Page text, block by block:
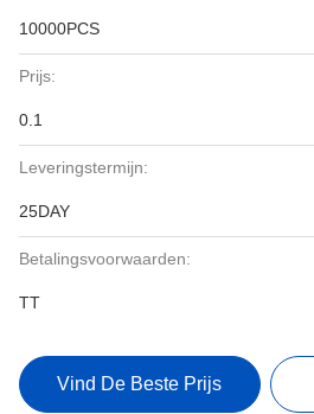
10000PCS
Prijs:
0.1
Leveringstermijn:
25DAY
Betalingsvoorwaarden:
TT
Vind De Beste Prijs